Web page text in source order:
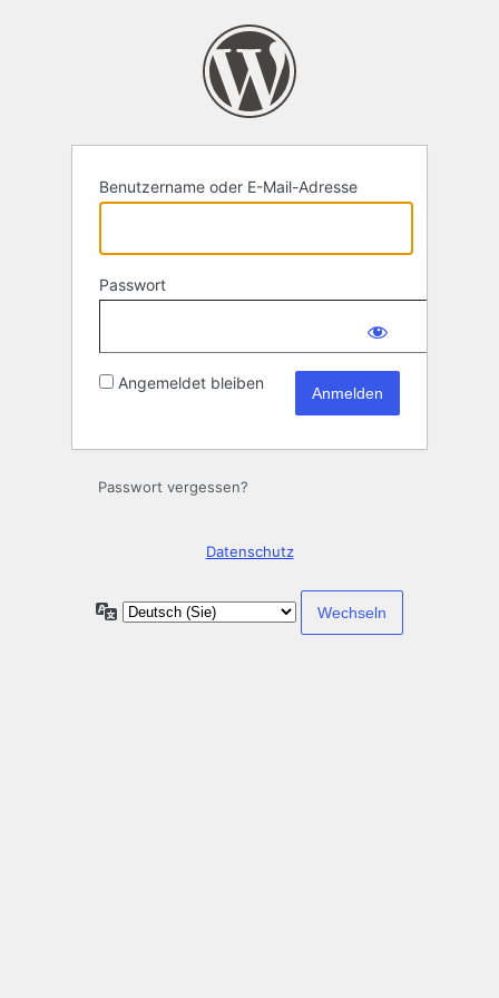
Benutzername oder E-Mail-Adresse
Passwort
Angemeldet bleiben
Passwort vergessen?
Datenschutz
Sprache